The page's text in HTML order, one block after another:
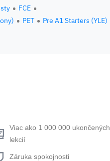
FCE
PET
Pre A1 Starters (YLE)
Viac ako 1 000 000 ukončených
lekcií
Záruka spokojnosti